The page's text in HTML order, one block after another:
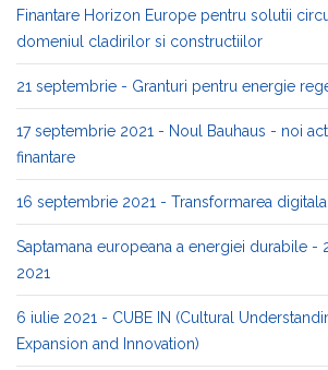
Finantare Horizon Europe pentru solutii
domeniul cladirilor si constructiilor
21 septembrie - Granturi pentru energie
17 septembrie 2021 - Noul Bauhaus - noi
finantare
16 septembrie 2021 - Transformarea
Saptamana europeana a energiei durabile
2021
6 iulie 2021 - CUBE IN (Cultural
Expansion and Innovation)